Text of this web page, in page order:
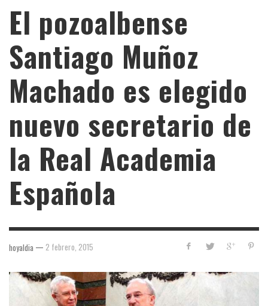
El pozoalbense
Santiago Muñoz
Machado es elegido
nuevo secretario de
la Real Academia
Española
hoyaldia — 2 febrero, 2015